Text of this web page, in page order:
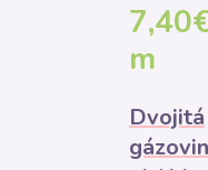
m
Dvojitá